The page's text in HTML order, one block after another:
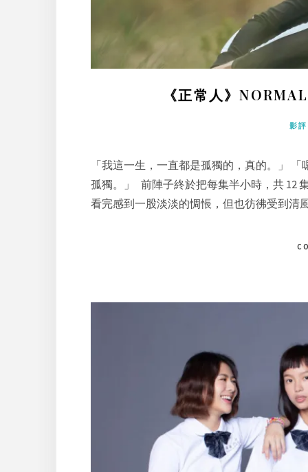
《正常人》
影評
「我這一生，一直都是孤獨的，真的。」
孤獨。」 前陣子終於把每集半小時，共 12
看完感到一股淡淡的惆悵，但也彷彿受到清